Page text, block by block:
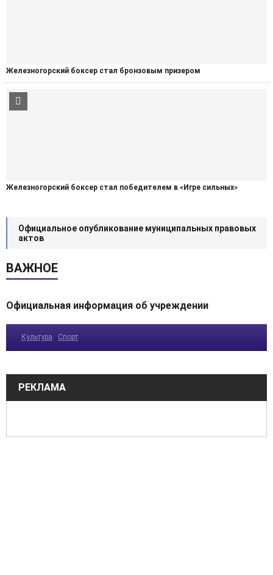
Железногорский боксер стал бронзовым призером
Железногорский боксер стал победителем в «Игре сильных»
Официальное опубликование муниципальных правовых
актов
ВАЖНОЕ
Официальная информация об учреждении
Культура Спорт
РЕКЛАМА